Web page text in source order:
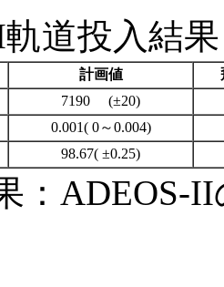
道投入結果
計画値
7190 (±20)
0.001( 0～0.004)
98.67( ±0.25)
：ADEOS-